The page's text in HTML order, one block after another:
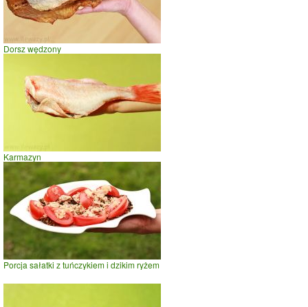
Dorsz wędzony
Karmazyn
Porcja sałatki z tuńczykiem i dzikim ryżem